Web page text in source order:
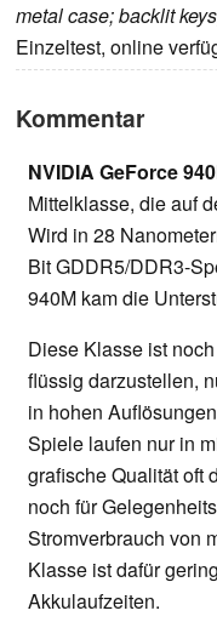
metal case; backlit
Einzeltest, online
Kommentar
NVIDIA GeForce
Mittelklasse, die auf
Wird in 28
Bit GDDR5/DDR3-
940M kam die
Diese Klasse ist
flüssig darzustellen,
in hohen
Spiele laufen nur in
grafische Qualität oft
noch für
Stromverbrauch von
Klasse ist dafür
Akkulaufzeiten.